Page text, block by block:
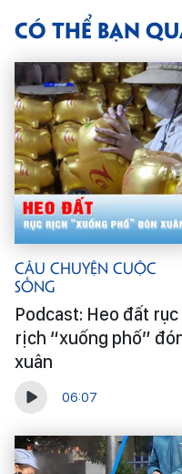
CÓ THỂ BẠN
Câu Chuyện Cuộc
Sống
Podcast: Heo đất rục
rịch “xuống phố”
xuân
06:07